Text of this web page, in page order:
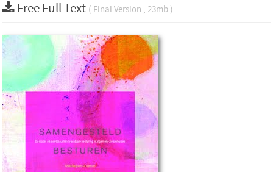
Free Full Text ( Final Version , 23mb )